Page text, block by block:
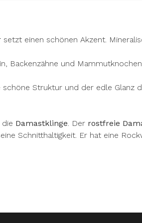
setzt einen schönen Akzent.
Backenzähne und
Struktur und der edle Glanz
Damastklinge. Der rostfreie
Schnitthaltigkeit. Er hat eine